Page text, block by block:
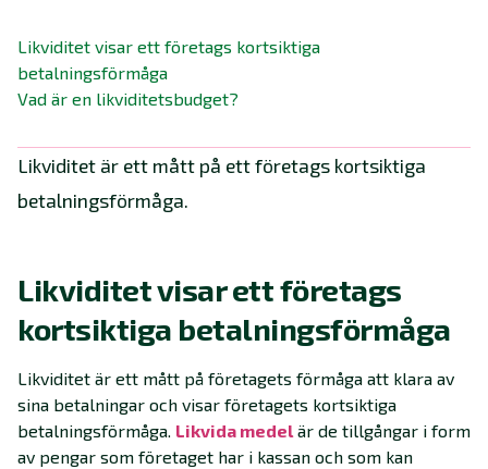
Likviditet visar ett företags kortsiktiga
betalningsförmåga
Vad är en likviditetsbudget?
Likviditet är ett mått på ett företags kortsiktiga
betalningsförmåga.
Likviditet visar ett företags
kortsiktiga betalningsförmåga
Likviditet är ett mått på företagets förmåga att klara av
sina betalningar och visar företagets kortsiktiga
betalningsförmåga. Likvida medel är de tillgångar i form
av pengar som företaget har i kassan och som kan